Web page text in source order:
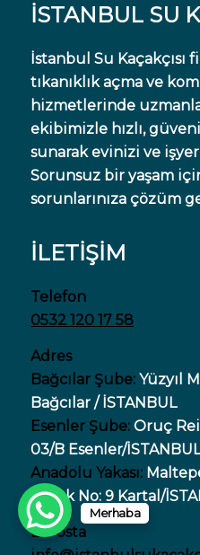
İSTANBUL SU
İstanbul Su Kaçakçısı
tıkanıklık açma ve
hizmetlerinde
ekibimizle hızlı,
sunarak evinizi ve
Sorunsuz bir yaşam
sorunlarınıza çözüm
İLETİŞİM
Telefon
0532 120 17 58
Adres
Bağcılar Şube: Yüzyıl
Bağcılar / İSTANBUL
Esenler Şube: Oruç
03/B Esenler/İSTANBUL
Anadolu Yakası:
Sokak No: 9 Kartal/
E-Posta
Merhaba